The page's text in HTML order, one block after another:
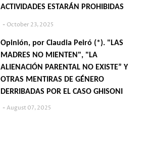
ACTIVIDADES ESTARÁN PROHIBIDAS
October 23, 2025
Opinión, por Claudia Peiró (*). "LAS
MADRES NO MIENTEN", "LA
ALIENACIÓN PARENTAL NO EXISTE” Y
OTRAS MENTIRAS DE GÉNERO
DERRIBADAS POR EL CASO GHISONI
August 07, 2025